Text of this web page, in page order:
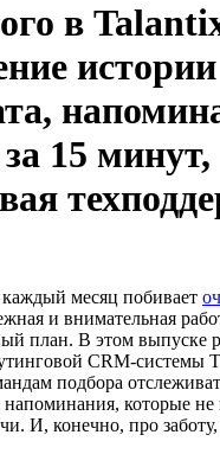
в
истории
15 минут,
месяц побивает
и внимательная
план. В этом выпуске
CRM-системы
подбора
которые не
И, конечно, про